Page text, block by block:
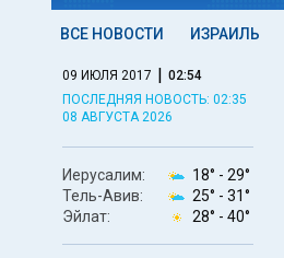
ВСЕ НОВОСТИ ИЗРАИЛЬ
09 ИЮЛЯ 2017 | 02:54
ПОСЛЕДНЯЯ НОВОСТЬ: 02:35
08 АВГУСТА 2026
Иерусалим: 18° - 29°
Тель-Авив:
25° - 31°
Эйлат:
28° - 40°